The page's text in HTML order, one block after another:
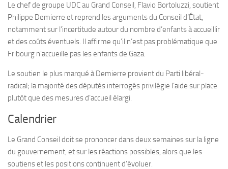
Le chef de groupe UDC au Grand Conseil, Flavio Bortoluzzi, soutient
Philippe Demierre et reprend les arguments du Conseil d’État,
notamment sur l’incertitude autour du nombre d’enfants à accueillir
et des coûts éventuels. Il affirme qu’il n’est pas problématique que
Fribourg n’accueille pas les enfants de Gaza.
Le soutien le plus marqué à Demierre provient du Parti libéral-
radical; la majorité des députés interrogés privilégie l’aide sur place
plutôt que des mesures d’accueil élargi.
Calendrier
Le Grand Conseil doit se prononcer dans deux semaines sur la ligne
du gouvernement, et sur les réactions possibles, alors que les
soutiens et les positions continuent d’évoluer.